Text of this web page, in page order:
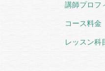
講師プロフ
コース料金
レッスン科